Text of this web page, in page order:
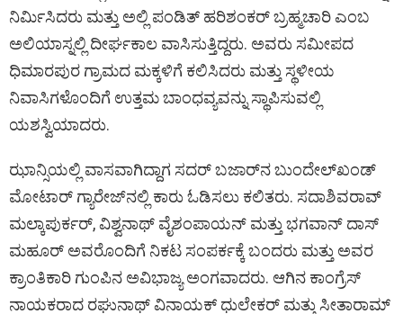
ನಿರ್ಮಿಸಿದರು ಮತ್ತು ಅಲ್ಲಿ ಪಂಡಿತ್ ಹರಿಶಂಕರ್ ಬ್ರಹ್ಮಚಾರಿ ಎಂಬ
ಅಲಿಯಾಸ್ನಲ್ಲಿ ದೀರ್ಘಕಾಲ ವಾಸಿಸುತ್ತಿದ್ದರು. ಅವರು ಸಮೀಪದ
ಧಿಮಾರಪುರ ಗ್ರಾಮದ ಮಕ್ಕಳಿಗೆ ಕಲಿಸಿದರು ಮತ್ತು ಸ್ಥಳೀಯ
ನಿವಾಸಿಗಳೊಂದಿಗೆ ಉತ್ತಮ ಬಾಂಧವ್ಯವನ್ನು ಸ್ಥಾಪಿಸುವಲ್ಲಿ
ಯಶಸ್ವಿಯಾದರು.
ಝಾನ್ಸಿಯಲ್ಲಿ ವಾಸವಾಗಿದ್ದಾಗ ಸದರ್ ಬಜಾರ್‌ನ ಬುಂದೇಲ್‌ಖಂಡ್
ಮೋಟಾರ್ ಗ್ಯಾರೇಜ್‌ನಲ್ಲಿ ಕಾರು ಓಡಿಸಲು ಕಲಿತರು. ಸದಾಶಿವರಾವ್
ಮಲ್ಕಾಪುರ್ಕರ್, ವಿಶ್ವನಾಥ್ ವೈಶಂಪಾಯನ್ ಮತ್ತು ಭಗವಾನ್ ದಾಸ್
ಮಹೂರ್ ಅವರೊಂದಿಗೆ ನಿಕಟ ಸಂಪರ್ಕಕ್ಕೆ ಬಂದರು ಮತ್ತು ಅವರ
ಕ್ರಾಂತಿಕಾರಿ ಗುಂಪಿನ ಅವಿಭಾಜ್ಯ ಅಂಗವಾದರು. ಆಗಿನ ಕಾಂಗ್ರೆಸ್
ನಾಯಕರಾದ ರಘುನಾಥ್ ವಿನಾಯಕ್ ಧುಲೇಕರ್ ಮತ್ತು ಸೀತಾರಾಮ್